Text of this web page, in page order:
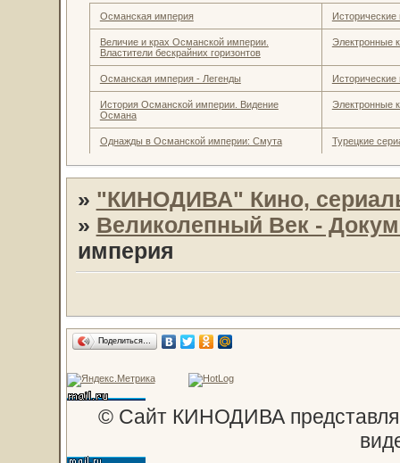
Османская империя
Величие и крах Османской империи.
Властители бескрайних горизонтов
Электронные
Османская империя - Легенды
История Османской империи. Видение
Османа
Электронные
Однажды в Османской империи: Смута Турецкие
» "КИНОДИВА" Кино,
» Великолепный Век -
империя
Поделиться…
© Сайт КИНОДИВА